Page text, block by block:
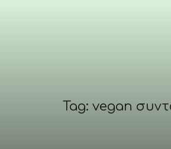
Tag: vegan